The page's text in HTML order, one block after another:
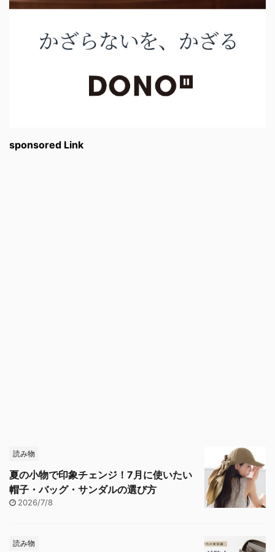
sponsored Link
読み物
夏の小物で印象チェンジ！7月に使いたい
帽子・バッグ・サンダルの選び方
2026/7/8
読み物